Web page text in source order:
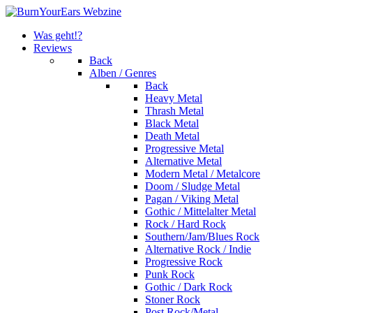
Was geht!?
Reviews
Back
Alben / Genres
Back
Heavy Metal
Thrash Metal
Black Metal
Death Metal
Progressive Metal
Alternative Metal
Modern Metal / Metalcore
Doom / Sludge Metal
Pagan / Viking Metal
Gothic / Mittelalter Metal
Rock / Hard Rock
Southern/Jam/Blues Rock
Alternative Rock / Indie
Progressive Rock
Punk Rock
Gothic / Dark Rock
Stoner Rock